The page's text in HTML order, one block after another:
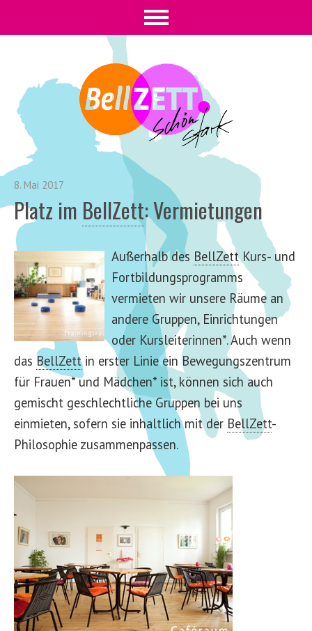
8. Mai 2017
Platz im BellZett:Vermietungen
Außerhalb des BellZett Kurs- und
Fortbildungsprogramms
vermieten wir unsere Räume an
andere Gruppen, Einrichtungen
oder Kursleiterinnen*. Auch wenn
das BellZett in erster Linie ein Bewegungszentrum
für Frauen* und Mädchen* ist, können sich auch
gemischt geschlechtliche Gruppen bei uns
einmieten, sofern sie inhaltlich mit der BellZett-
Philosophie zusammenpassen.